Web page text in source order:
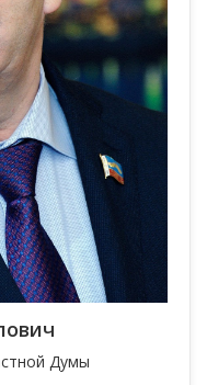
Думы